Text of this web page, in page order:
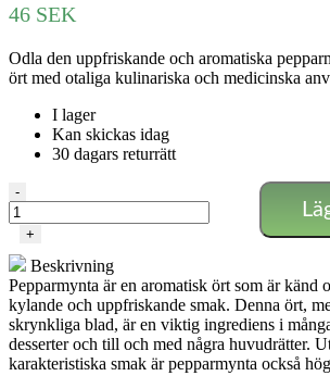
46 SEK
Odla den uppfriskande och aromatiska
ört med otaliga kulinariska och medicinska
I lager
Kan skickas idag
30 dagars returrätt
Pepparmynta
mängd
-
+
Beskrivning
Pepparmynta är en aromatisk ört som är känd
kylande och uppfriskande smak. Denna ört,
skrynkliga blad, är en viktig ingrediens i
desserter och till och med några huvudrätter.
karakteristiska smak är pepparmynta också